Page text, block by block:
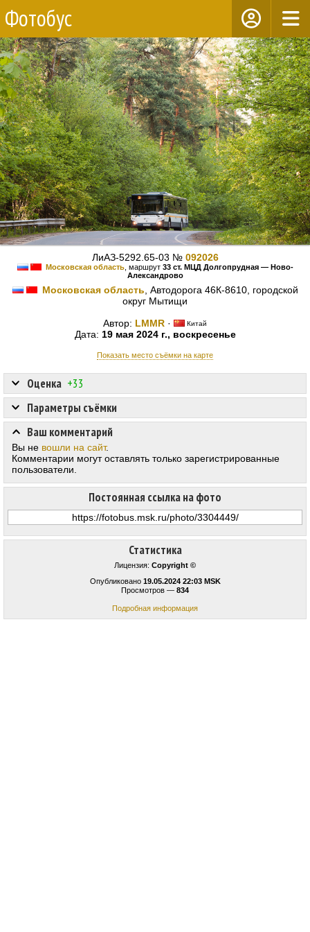
Фотобус
ЛиАЗ-5292.65-03 № 092026
Московская область, маршрут 33 ст. МЦД Долгопрудная — Ново-
Александрово
Московская область , Автодорога 46К-8610, городской
округ Мытищи
Автор: LMMR · Китай
Дата: 19 мая 2024 г., воскресенье
Показать место съёмки на карте
Статистика
Лицензия: Copyright ©
Опубликовано 19.05.2024 22:03 MSK
Просмотров — 834
Подробная информация
Оценка +33
Постоянная ссылка на фото
Параметры съёмки
Ваш комментарий
Вы не вошли на сайт.
Комментарии могут оставлять только зарегистрированные
пользователи.